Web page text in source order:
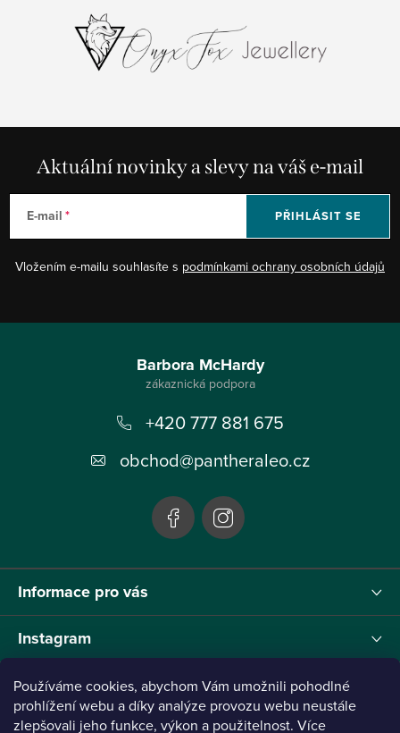
Používáme cookies, abychom Vám umožnili pohodlné
prohlížení webu a díky analýze provozu webu neustále
zlepšovali jeho funkce, výkon a použitelnost. Více
Aktuální novinky a slevy na váš e-mail
E-mail
Vložením e-mailu souhlasíte s podmínkami ochrany osobních údajů
PŘIHLÁSIT SE
Informace pro vás
Instagram
Barbora McHardy
+420 777 881 675
obchod@pantheraleo.cz
Tento projekt byl realizován pod reg.č. 0380001205 s názvem Panthera Leo